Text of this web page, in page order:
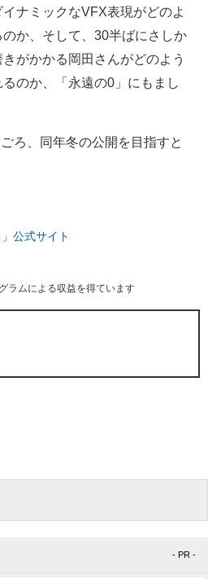
ナミックなVFX表現がどのよ
か、そして、30半ばにさしか
がかかる岡田さんがどのよう
のか、「永遠の0」にもまし
ろ、同年冬の公開を目指すと
公式サイト
ラムによる収益を得ています
- PR -